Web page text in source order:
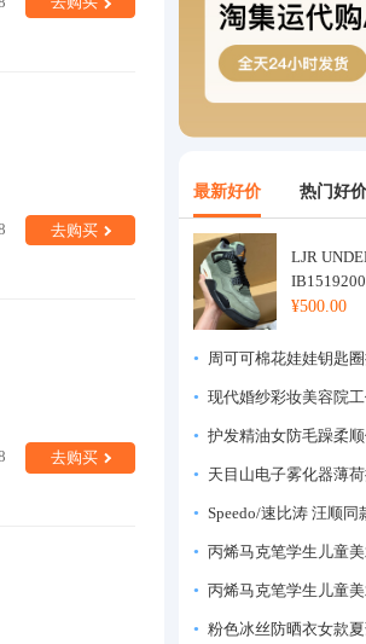
去购买
去购买
最新好价 热门好价
LJR
IB1519200
¥500.00
周可可棉花娃娃钥匙